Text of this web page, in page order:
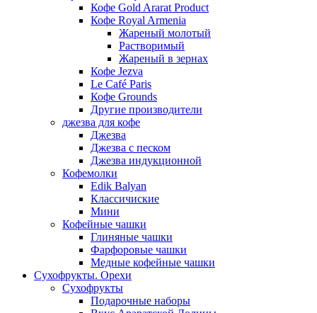
Кофе Gold Ararat Product
Кофе Royal Armenia
Жареный молотый
Растворимый
Жареный в зернах
Кофе Jezva
Le Café Paris
Кофе Grounds
Другие производители
джезва для кофе
Джезва
Джезва с песком
Джезва индукционной
Кофемолки
Edik Balyan
Классичиские
Мини
Кофейные чашки
Глиняные чашки
Фарфоровые чашки
Медные кофейные чашки
Сухофрукты. Орехи
Сухофрукты
Подарочные наборы